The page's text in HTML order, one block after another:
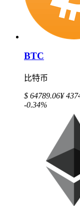
BTC
比特币
$ 64789.06¥
-0.34%